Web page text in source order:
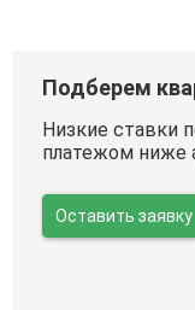
Подберем
Низкие ставки
платежом ниже
Оставить заявку